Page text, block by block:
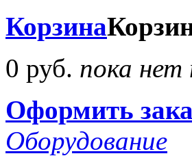
Корзина
0 руб. пока нет
Оформить
Оборудование